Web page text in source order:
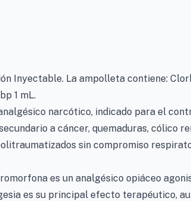
Inyectable. La ampolleta contiene:
1 mL.
narcótico, indicado para el
a cáncer, quemaduras, cólico
sin compromiso
es un analgésico opiáceo
es su principal efecto terapéutico,